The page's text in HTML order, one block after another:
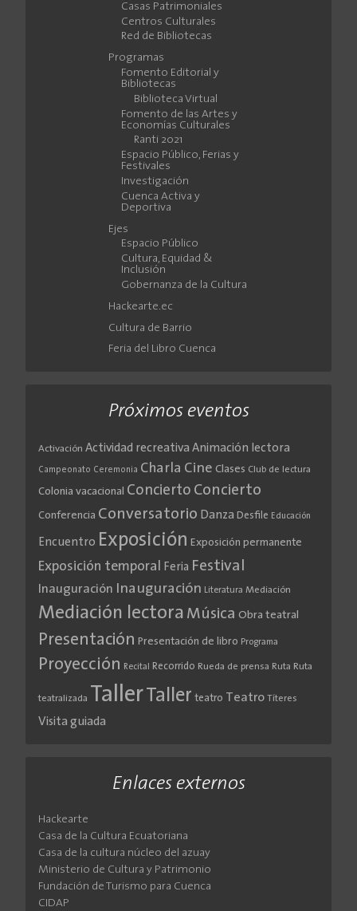
Casas Patrimoniales
Centros Culturales
Red de Bibliotecas
Programas
Fomento Editorial y
Bibliotecas
Biblioteca Virtual
Fomento de las Artes y
Economías Culturales
Ranti 2021
Espacio Público, Ferias y
Festivales
Investigación
Cuenca Activa y
Deportiva
Ejes
Espacio Público
Cultura, Equidad &
Inclusión
Gobernanza de la Cultura
Hackearte.ec
Cultura de Barrio
Feria del Libro Cuenca
Próximos eventos
Activación Actividad recreativa Animación lectora
Campeonato Ceremonia Charla Cine Clases Club de lectura
Colonia vacacional Concierto Concierto
Conferencia Conversatorio Danza Desfile Educación
Encuentro Exposición Exposición permanente
Exposición temporal Feria Festival
Inauguración Inauguración Literatura Mediación
Mediación lectora Música Obra teatral
Presentación Presentación de libro Programa
Proyección Recital Recorrido Rueda de prensa Ruta Ruta
teatralizada TallerTaller teatro Teatro Títeres
Visita guiada
Enlaces externos
Hackearte
Casa de la Cultura Ecuatoriana
Casa de la cultura núcleo del azuay
Ministerio de Cultura y Patrimonio
Fundación de Turismo para Cuenca
CIDAP